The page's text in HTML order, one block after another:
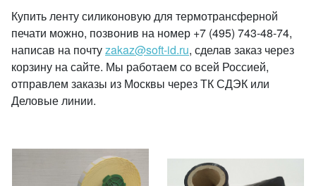
Купить ленту силиконовую для термотрансферной
печати можно, позвонив на номер +7 (495) 743-48-74,
написав на почтуzakaz@soft-id.ru, сделав заказ через
корзину на сайте. Мы работаем со всей Россией,
отправлем заказы из Москвы через ТК СДЭК или
Деловые линии.